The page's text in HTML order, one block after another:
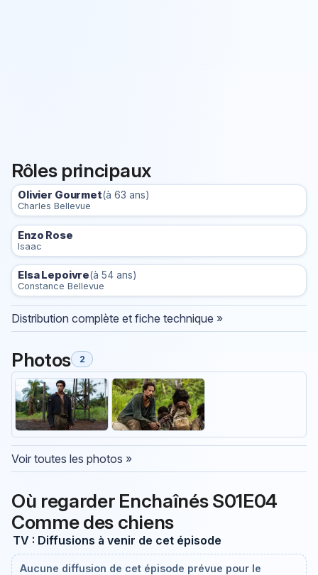
Rôles principaux
Olivier Gourmet(à 63 ans)
Charles Bellevue
Enzo Rose
Isaac
Elsa Lepoivre(à 54 ans)
Constance Bellevue
Distribution complète et fiche technique »
Photos 2
Voir toutes les photos »
Où regarder Enchaînés S01E04
Comme des chiens
TV : Diffusions à venir de cet épisode
Aucune diffusion de cet épisode prévue pour le